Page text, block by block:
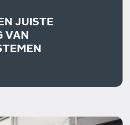
JUISTE
VAN